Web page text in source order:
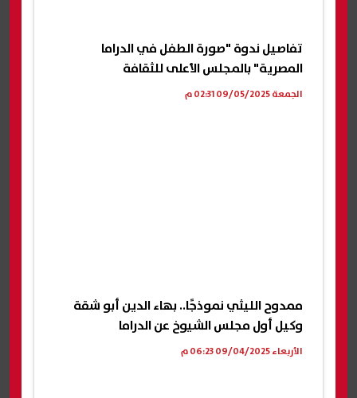
تفاصيل ندوة "صورة الطفل في الدراما
المصرية" بالمجلس الأعلى للثقافة
الجمعة 09/05/2025 02:31 م
ممدوح الليثي نموذجًا.. بهاء الدين أبو شقة
وكيل أول مجلس الشيوخ عن الدراما
الأربعاء 09/04/2025 06:23 م